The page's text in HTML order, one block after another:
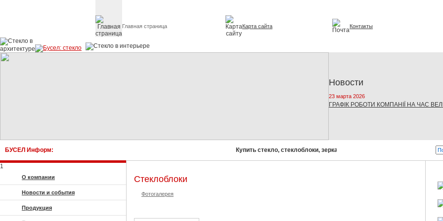
Главная страница Карта сайта Контакты
Новости
23 марта 2026
ГРАФІК РОБОТИ КОМПАНІЇ НА ЧАС
БУСЕЛ Информ: Купить стекло, стеклоблоки, зеркала, стеклопакеты! Бусел -
1
О компании
Новости и события
Продукция
Стеклоблоки
Фотогалерея